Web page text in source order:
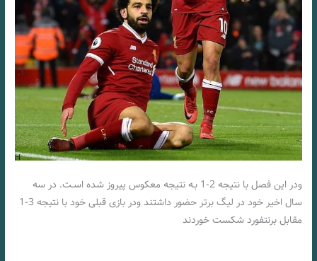
ودر این فصل با نتیجه 2-1 بـه نتیجه معکوس پیروز شده اسـت. در سه
سال اخیر خود در لیگ برتر حضور داشتند ودر بازی قبلی خود با نتیجه 3-1
مقابل برنتفورد شکست خوردند